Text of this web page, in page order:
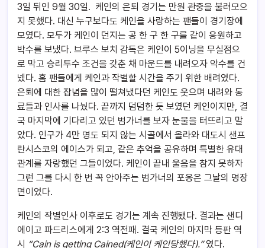
3일 뒤인 9월 30일. 케인의 은퇴 경기는 만원 관중을 불러모으
지 못했다. 대신 누구보다도 케인을 사랑하는 팬들이 경기장에
모였다. 모두가 케인이 던지는 공 한 구 한 구를 같이 응원하고
박수를 보냈다. 브루스 보치 감독은 케인이 5이닝을 무실점으
로 막고 승리투수 조건을 갖춘 채 마운드를 내려오자 악수를 건
넸다. 홈 팬들에게 케인과 작별할 시간을 주기 위한 배려였다.
은퇴에 대한 잡념을 많이 떨쳐냈다던 케인도 웃으며 내려와 동
료들과 인사를 나눴다. 끝까지 덤덤한 듯 보였던 케인이지만, 결
국 마지막에 기다리고 있던 범가너를 보자 눈물을 터뜨리고 말
았다. 인구가 4만 명도 되지 않는 시골에서 올라와 대도시 샌프
란시스코의 에이스가 되고, 같은 추억을 공유하며 특별한 유대
관계를 자랑했던 그들이었다. 케인이 끝내 울음을 참지 못하자
그런 그를 다시 한 번 꼭 안아주는 범가너의 포옹은 그날의 명장
면이었다.
케인의 작별인사 이후로도 경기는 계속 진행됐다. 결과는 샌디
에이고 파드리스에게 2:3 역전패. 결국 케인의 마지막 등판 역
시 “Cain is getting Cained(케인이 케인당했다).”였다.